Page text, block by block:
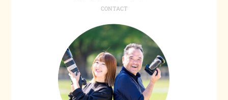
CONTACT